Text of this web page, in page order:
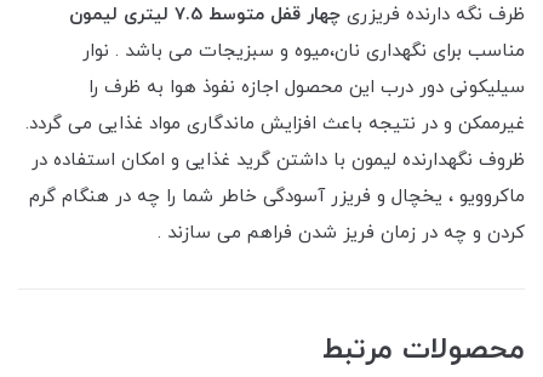
ظرف نگه دارنده فریزری چهار قفل متوسط 7.5 لیتری لیمون
مناسب برای نگهداری نان،میوه و سبزیجات می باشد . نوار
سیلیکونی دور درب این محصول اجازه نفوذ هوا به ظرف را
غیرممکن و در نتیجه باعث افزایش ماندگاری مواد غذایی می گردد.
ظروف نگهدارنده لیمون با داشتن گرید غذایی و امکان استفاده در
ماکروویو ، یخچال و فریزر آسودگی خاطر شما را چه در هنگام گرم
کردن و چه در زمان فریز شدن فراهم می سازند .
محصولات مرتبط